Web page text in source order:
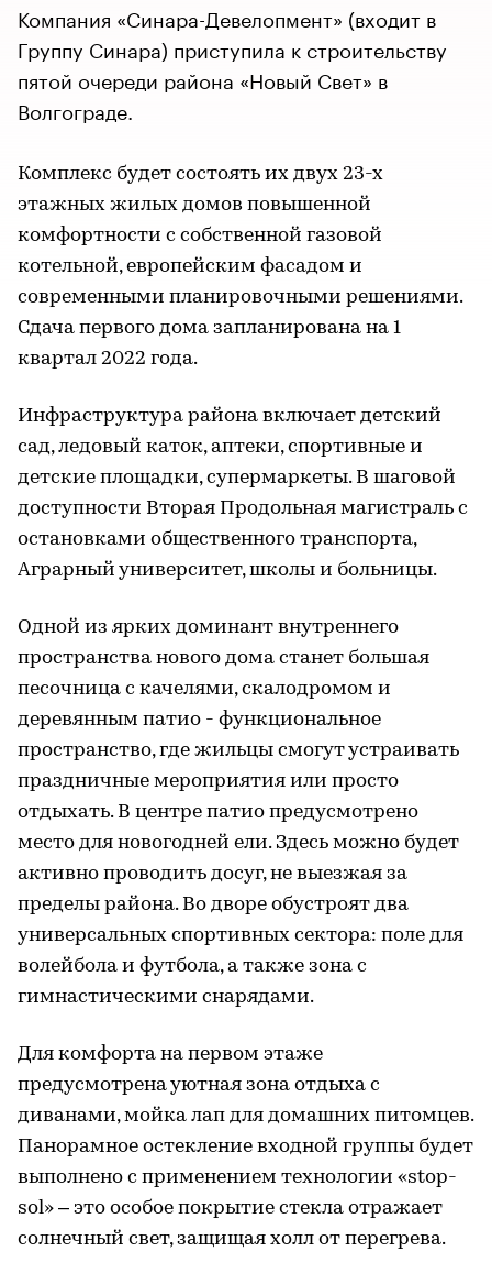
Компания «Синара-Девелопмент» (входит в
Группу Синара) приступила к строительству
пятой очереди района «Новый Свет» в
Волгограде.
Комплекс будет состоять их двух 23-х
этажных жилых домов повышенной
комфортности с собственной газовой
котельной, европейским фасадом и
современными планировочными решениями.
Сдача первого дома запланирована на 1
квартал 2022 года.
Инфраструктура района включает детский
сад, ледовый каток, аптеки, спортивные и
детские площадки, супермаркеты. В шаговой
доступности Вторая Продольная магистраль с
остановками общественного транспорта,
Аграрный университет, школы и больницы.
Одной из ярких доминант внутреннего
пространства нового дома станет большая
песочница с качелями, скалодромом и
деревянным патио - функциональное
пространство, где жильцы смогут устраивать
праздничные мероприятия или просто
отдыхать. В центре патио предусмотрено
место для новогодней ели. Здесь можно будет
активно проводить досуг, не выезжая за
пределы района. Во дворе обустроят два
универсальных спортивных сектора: поле для
волейбола и футбола, а также зона с
гимнастическими снарядами.
Для комфорта на первом этаже
предусмотрена уютная зона отдыха с
диванами, мойка лап для домашних питомцев.
Панорамное остекление входной группы будет
выполнено с применением технологии «stop-
sol» – это особое покрытие стекла отражает
солнечный свет, защищая холл от перегрева.